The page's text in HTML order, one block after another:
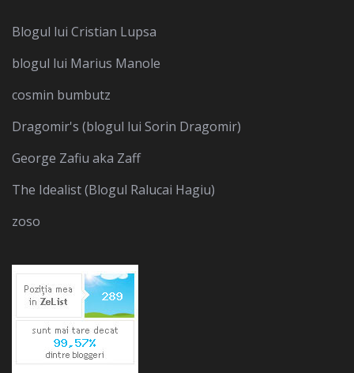
Blogul lui Cristian Lupsa
blogul lui Marius Manole
cosmin bumbutz
Dragomir's (blogul lui Sorin Dragomir)
George Zafiu aka Zaff
The Idealist (Blogul Ralucai Hagiu)
zoso